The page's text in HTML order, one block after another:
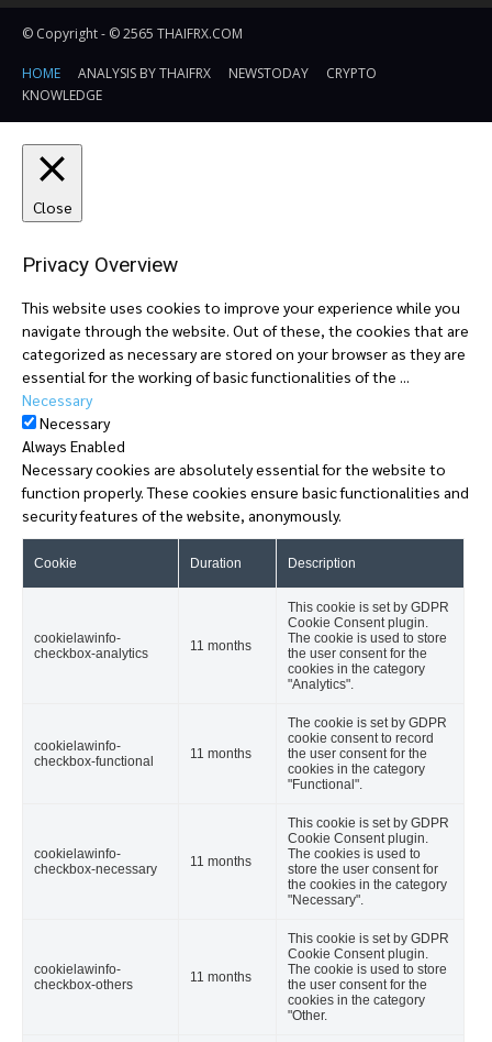
© Copyright - © 2565 THAIFRX.COM
HOME ANALYSIS BY THAIFRX NEWSTODAY
CRYPTO
KNOWLEDGE
Close
Privacy Overview
This website uses cookies to improve your experience while you
navigate through the website. Out of these, the cookies that are
categorized as necessary are stored on your browser as they are
essential for the working of basic functionalities of the ...
Necessary
Necessary
Always Enabled
Necessary cookies are absolutely essential for the website to
function properly. These cookies ensure basic functionalities and
security features of the website, anonymously.
Cookie Duration Description
cookielawinfo-
checkbox-analytics
11 months
This cookie is set by GDPR
Cookie Consent plugin.
The cookie is used to store
the user consent for the
cookies in the category
"Analytics".
cookielawinfo-
checkbox-functional
11 months
The cookie is set by GDPR
cookie consent to record
the user consent for the
cookies in the category
"Functional".
cookielawinfo-
checkbox-necessary
11 months
This cookie is set by GDPR
Cookie Consent plugin.
The cookies is used to
store the user consent for
the cookies in the category
"Necessary".
cookielawinfo-
checkbox-others
11 months
This cookie is set by GDPR
Cookie Consent plugin.
The cookie is used to store
the user consent for the
cookies in the category
"Other.